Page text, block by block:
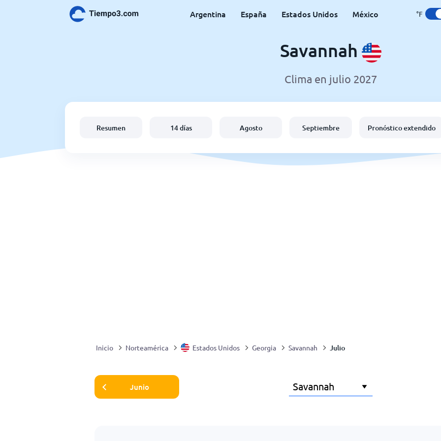
Argentina España Estados Unidos México °F
Savannah
Clima en julio 2027
Resumen 14 días Agosto Septiembre Pronóstico extendido
Inicio Norteamérica Estados Unidos Georgia Savannah Julio
Junio